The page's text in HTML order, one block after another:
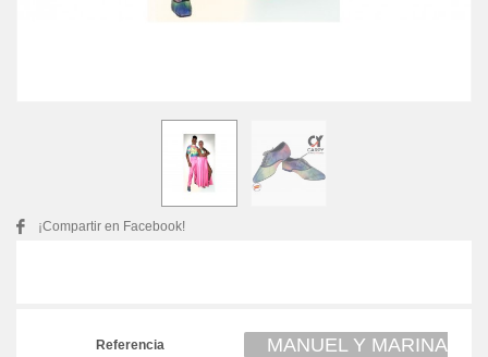
¡Compartir en Facebook!
Referencia MANUEL Y MARINA